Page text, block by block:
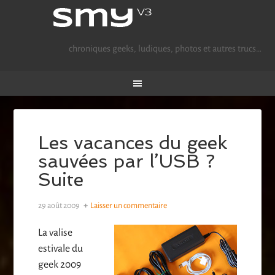
chroniques geeks, ludiques, photos et autres trucs…
Les vacances du geek
sauvées par l’USB ?
Suite
29 août 2009 Laisser un commentaire
La valise
estivale du
geek 2009